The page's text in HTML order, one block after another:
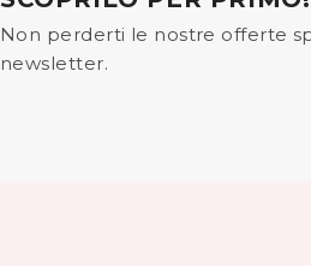
Non perderti le nostre offerte
newsletter.